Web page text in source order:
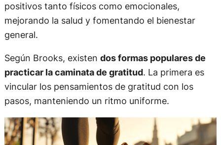
positivos tanto físicos como emocionales,
mejorando la salud y fomentando el bienestar
general.
Según Brooks, existen dos formas populares de
practicar la caminata de gratitud. La primera es
vincular los pensamientos de gratitud con los
pasos, manteniendo un ritmo uniforme.